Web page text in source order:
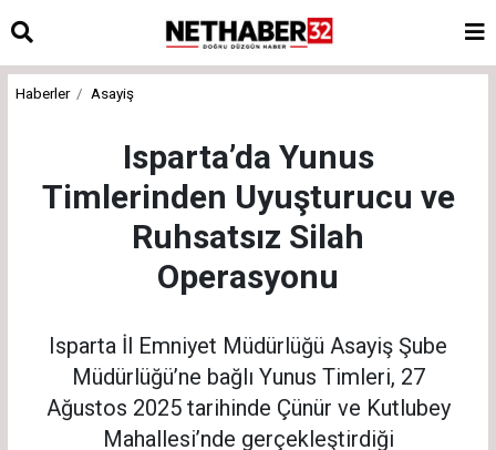
Haberler Asayiş
Isparta’da Yunus
Timlerinden Uyuşturucu ve
Ruhsatsız Silah
Operasyonu
Isparta İl Emniyet Müdürlüğü Asayiş Şube
Müdürlüğü’ne bağlı Yunus Timleri, 27
Ağustos 2025 tarihinde Çünür ve Kutlubey
Mahallesi’nde gerçekleştirdiği